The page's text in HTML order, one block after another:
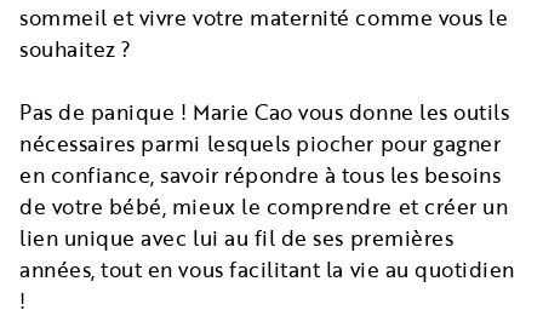
sommeil et vivre votre maternité comme vous le
souhaitez ?
Pas de panique ! Marie Cao vous donne les outils
nécessaires parmi lesquels piocher pour gagner
en confiance, savoir répondre à tous les besoins
de votre bébé, mieux le comprendre et créer un
lien unique avec lui au fil de ses premières
années, tout en vous facilitant la vie au quotidien
!